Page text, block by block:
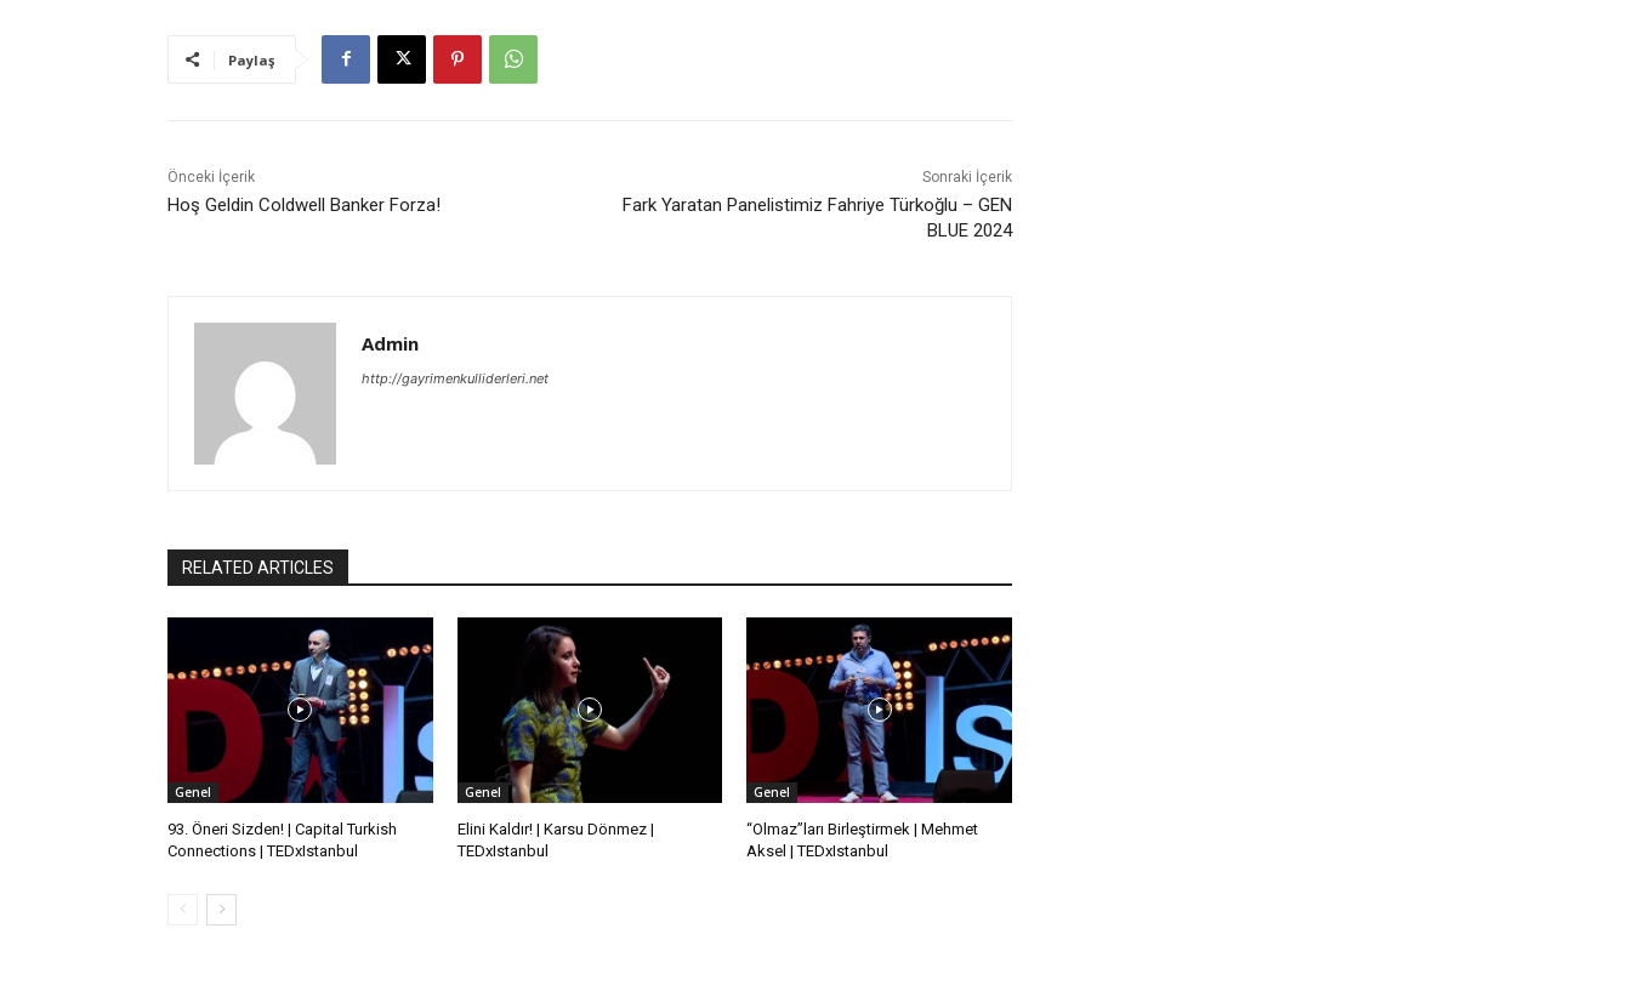
Paylaş
Önceki İçerik
Hoş Geldin Coldwell Banker Forza!
Sonraki İçerik
Fark Yaratan Panelistimiz Fahriye Türkoğlu – GEN
BLUE 2024
Admin
http://gayrimenkulliderleri.net
RELATED ARTICLES
Genel
93. Öneri Sizden! | Capital Turkish
Connections | TEDxIstanbul
Genel
Elini Kaldır! | Karsu Dönmez |
TEDxIstanbul
Genel
“Olmaz”ları Birleştirmek | Mehmet
Aksel | TEDxIstanbul